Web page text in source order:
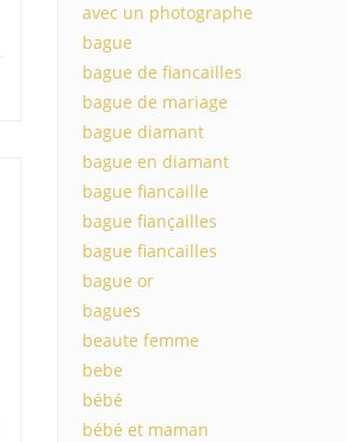
avec un photographe
bague
bague de fiancailles
bague de mariage
bague diamant
bague en diamant
bague fiancaille
bague fiançailles
bague fiancailles
bague or
bagues
beaute femme
bebe
bébé
bébé et maman